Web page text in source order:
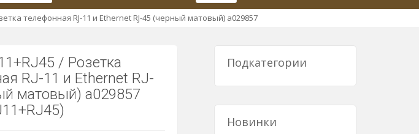
телефонная RJ-11 и Еthernet RJ-45 (черный матовый) a029857
/ Розетка
RJ-11 и Еthernet RJ-
матовый) a029857
Подкатегории
Новинки